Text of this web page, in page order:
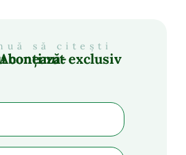
să citești
pentru conținut exclusiv